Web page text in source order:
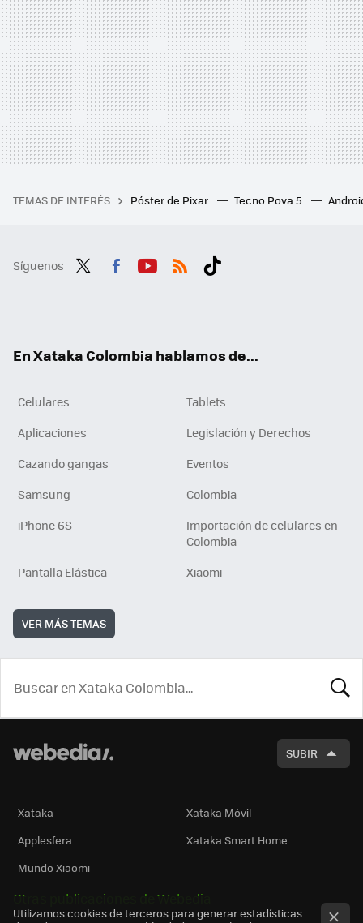
TEMAS DE INTERÉS Póster de Pixar Tecno Pova 5
Síguenos
En Xataka Colombia hablamos de...
Celulares
Tablets
Aplicaciones
Legislación y Derechos
Cazando gangas
Eventos
Samsung
Colombia
iPhone 6S
Importación de celulares en
Colombia
Pantalla Elástica
Xiaomi
VER MÁS TEMAS
SUBIR
Xataka
Xataka Móvil
Applesfera
Xataka Smart Home
Mundo Xiaomi
Otras publicaciones de Webedia
Utilizamos cookies de terceros para generar estadísticas